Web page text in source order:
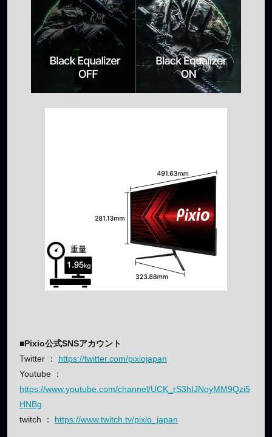
■Pixio公式SNSアカウント
Twitter ： https://twitter.com/pixiojapan
Youtube ：
https://www.youtube.com/channel/UCK_rS3hIJNoyMM9Qzi5
HNBg
twitch ： https://www.twitch.tv/pixio_japan